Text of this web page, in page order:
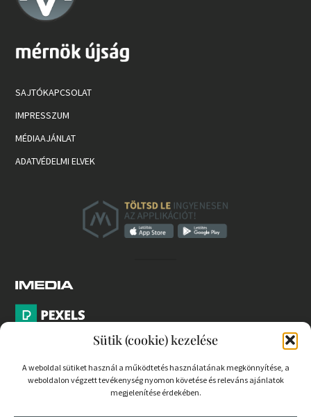
Sütik (cookie) kezelése
A weboldal sütiket használ a működtetés használatának megkönnyítése, a
weboldalon végzett tevékenység nyomon követése és releváns ajánlatok
megjelenítése érdekében.
SAJTÓKAPCSOLAT
IMPRESSZUM
MÉDIAAJÁNLAT
ADATVÉDELMI ELVEK
PARTNEREK